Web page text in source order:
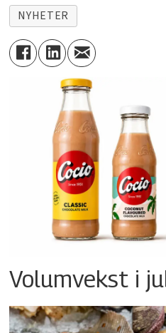
NYHETER
Volumvekst i